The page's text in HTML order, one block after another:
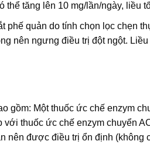
thể tăng lên 10 mg/lần/ngày, liều
phế quản do tính chọn lọc chẹn
nên ngưng điều trị đột ngột.
gồm: Một thuốc ức chế enzym
thuốc ức chế enzym chuyển
nên được điều trị ổn định (không